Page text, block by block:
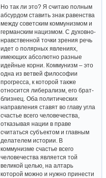
Но так ли это? Я считаю полным
абсурдом ставить знак равенства
между советским коммунизмом и
германским нацизмом. С духовно-
нравственной точки зрения речь
идет о полярных явлениях,
имеющих абсолютно разные
идейные корни. Коммунизм – это
одна из ветвей философии
прогресса, к которой также
относится либерализм, его брат-
близнец. Оба политических
направления ставят во главу угла
счастье всего человечества,
отказывая нации в праве
считаться субъектом и главным
делателем истории. В
коммунизме счастье всего
человечества является той
великой целью, на алтарь
которой можно и нужно принести